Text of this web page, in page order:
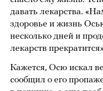
давать лекарства.
здоровье и жизнь
несколько дней и
лекарств
Кажется, Осю искал
сообщил о его